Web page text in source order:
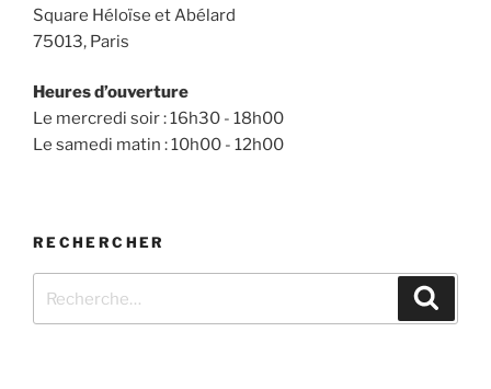
Square Héloïse et Abélard
75013, Paris
Heures d’ouverture
Le mercredi soir : 16h30 - 18h00
Le samedi matin : 10h00 - 12h00
RECHERCHER
pour